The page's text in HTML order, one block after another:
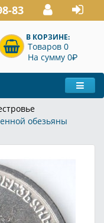
83
В КОРЗИНЕ:
Товаров 0
На сумму 0P
обезьяны